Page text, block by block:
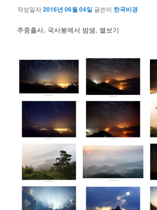
작성일자2016년 06월 04일 글쓴이 한국비경
주중출사, 국사봉에서 밤샘, 별보기